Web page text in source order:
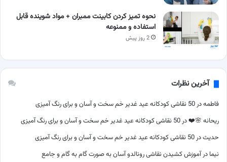
نحوه تمیز کردن کابینت ممبران + مواد شوینده قابل
استفاده و ممنوعه
2 روز پیش
آخرین نظرات
فاطمهدر50 نقاشی کودکانه عید غدیر خم سخت و آسان و برای رنگ آمیزی
ریحانه 🌸❤️در50 نقاشی کودکانه عید غدیر خم سخت و آسان و برای رنگ آمیزی
حدیثدر50 نقاشی کودکانه عید غدیر خم سخت و آسان و برای رنگ آمیزی
نیما درآموزش کشیدن نقاشی رونالدو آسان به صورت گام به گام و جامع